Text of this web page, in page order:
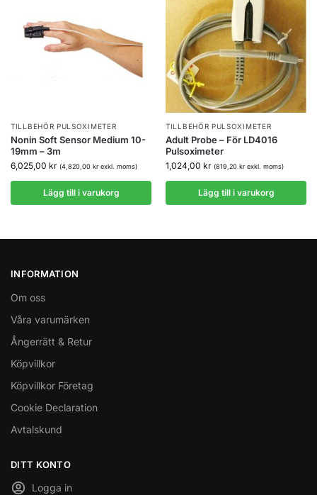
TILLBEHÖR PULSOXIMETER
Nonin Soft Sensor Medium 10-
19mm – 3m
6,025,00 kr (4,820,00 krexkl. moms)
Lägg till i varukorg
TILLBEHÖR PULSOXIMETER
Adult Probe – För LD4016
Pulsoximeter
1,024,00 kr (819,20 krexkl. moms)
Lägg till i varukorg
INFORMATION
Om oss
Våra varumärken
Ångerrätt & Retur
Köpvillkor
Köpvillkor Företag
Cookie Declaration
Avtalskund
DITT KONTO
Logga in